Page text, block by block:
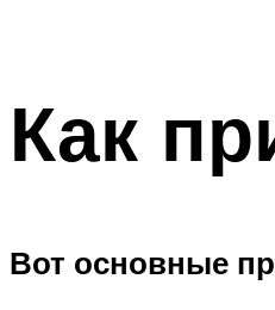
Как
Вот основные